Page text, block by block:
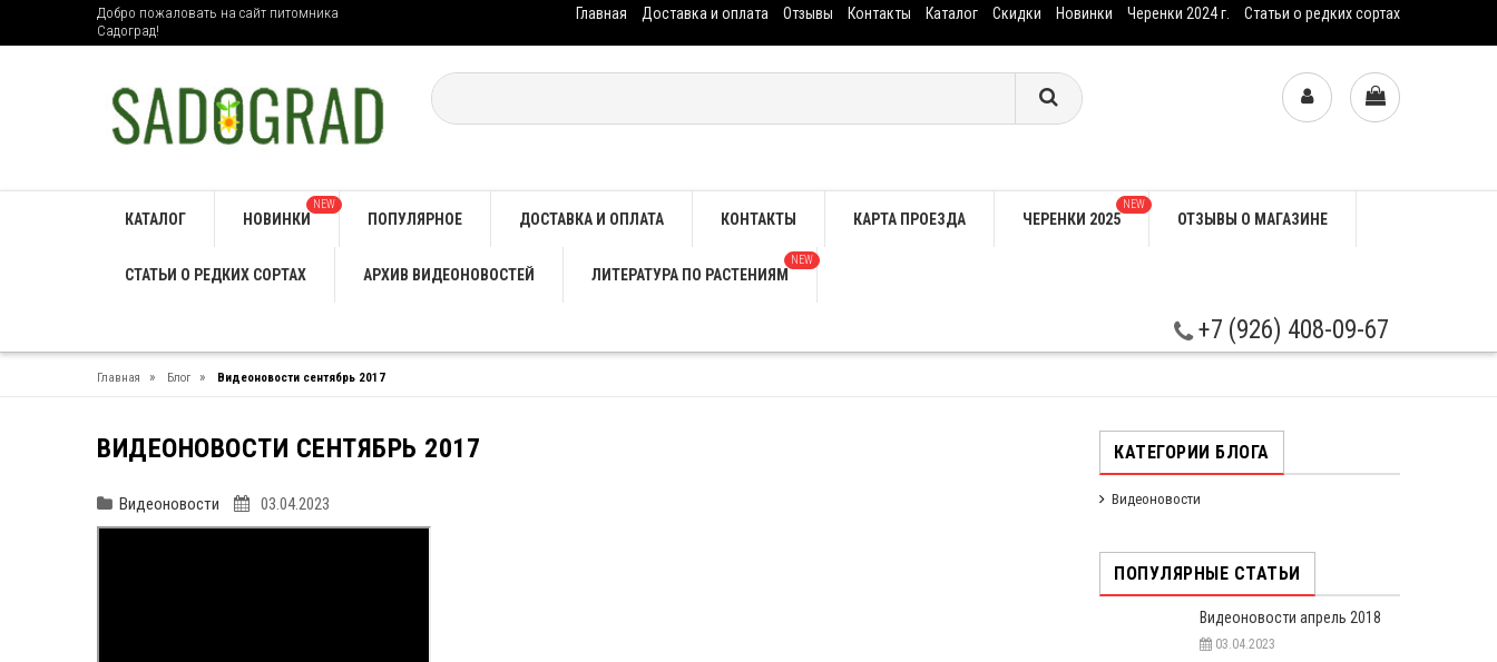
Добро пожаловать на сайт питомника
Садоград!
Главная Доставка и оплата Отзывы Контакты Каталог Скидки Новинки Черенки 2024 г. Статьи о редких сортах
КАТАЛОГ НОВИНКИ
NEW
ПОПУЛЯРНОЕ ДОСТАВКА И ОПЛАТА КОНТАКТЫ КАРТА ПРОЕЗДА ЧЕРЕНКИ 2025
NEW
ОТЗЫВЫ О МАГАЗИНЕ
СТАТЬИ О РЕДКИХ СОРТАХ АРХИВ ВИДЕОНОВОСТЕЙ ЛИТЕРАТУРА ПО РАСТЕНИЯМ
NEW
+7 (926) 408-09-67
Главная » Блог » Видеоновости сентябрь 2017
ВИДЕОНОВОСТИ СЕНТЯБРЬ 2017
Видеоновости 03.04.2023
КАТЕГОРИИ БЛОГА
Видеоновости
ПОПУЛЯРНЫЕ СТАТЬИ
Видеоновости апрель 2018
03.04.2023